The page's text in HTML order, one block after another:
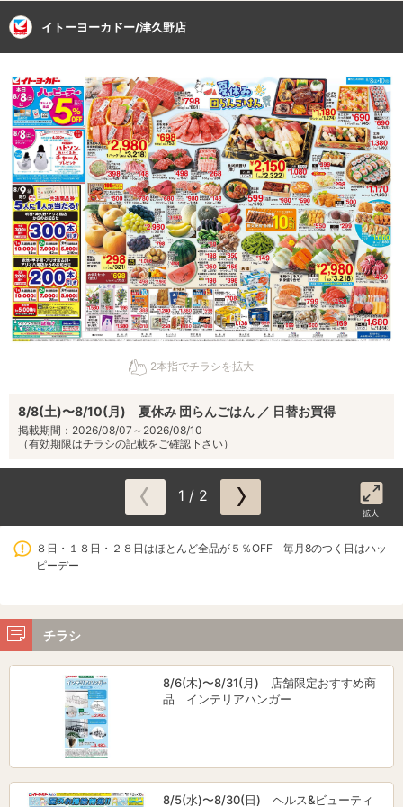
イトーヨーカドー/津久野店
2本指でチラシを拡大
8/8(土)〜8/10(月) 夏休み 団らんごはん ／ 日替お買得
掲載期間：2026/08/07～2026/08/10
（有効期限はチラシの記載をご確認下さい）
1 / 2
拡大
８日・１８日・２８日はほとんど全品が５％OFF 毎月8のつく日はハッ
ピーデー
チラシ
8/6(木)〜8/31(月) 店舗限定おすすめ商
品 インテリアハンガー
8/5(水)〜8/30(日) ヘルス&ビューティ